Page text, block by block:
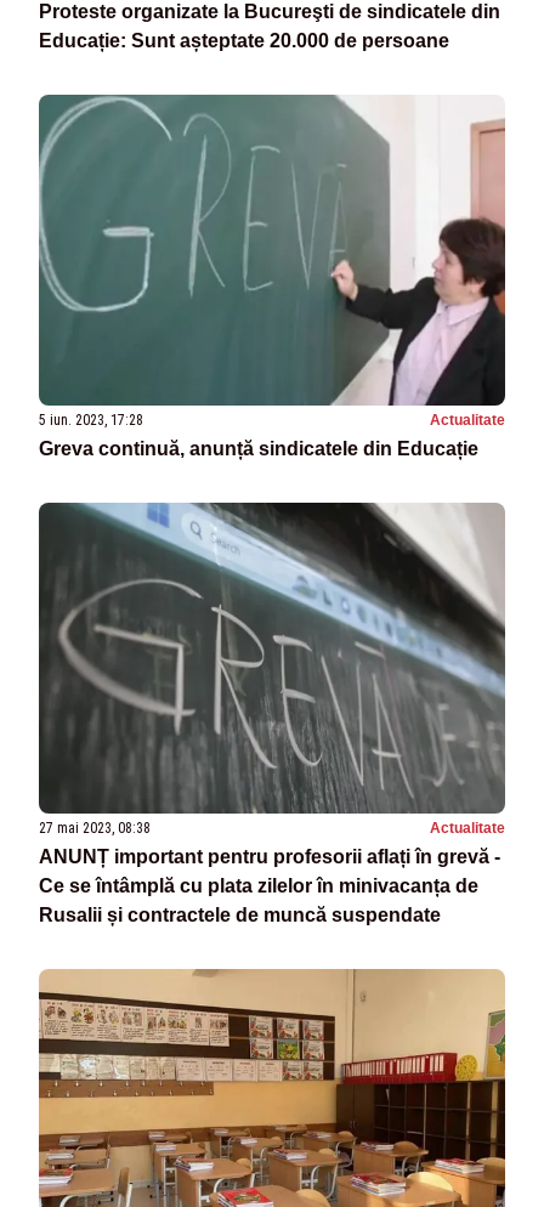
Proteste organizate la Bucureşti de sindicatele din
Educație: Sunt așteptate 20.000 de persoane
5 iun. 2023, 17:28 Actualitate
Greva continuă, anunță sindicatele din Educație
27 mai 2023, 08:38 Actualitate
ANUNȚ important pentru profesorii aflați în grevă -
Ce se întâmplă cu plata zilelor în minivacanța de
Rusalii și contractele de muncă suspendate